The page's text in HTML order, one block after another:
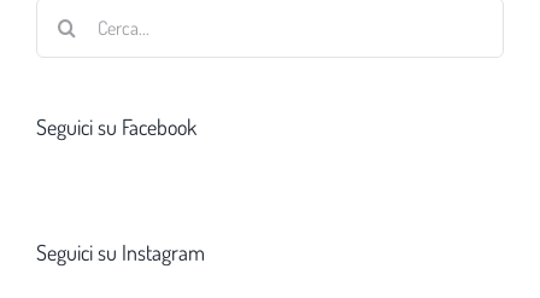
Cerca
Seguici su Facebook
Seguici su Instagram